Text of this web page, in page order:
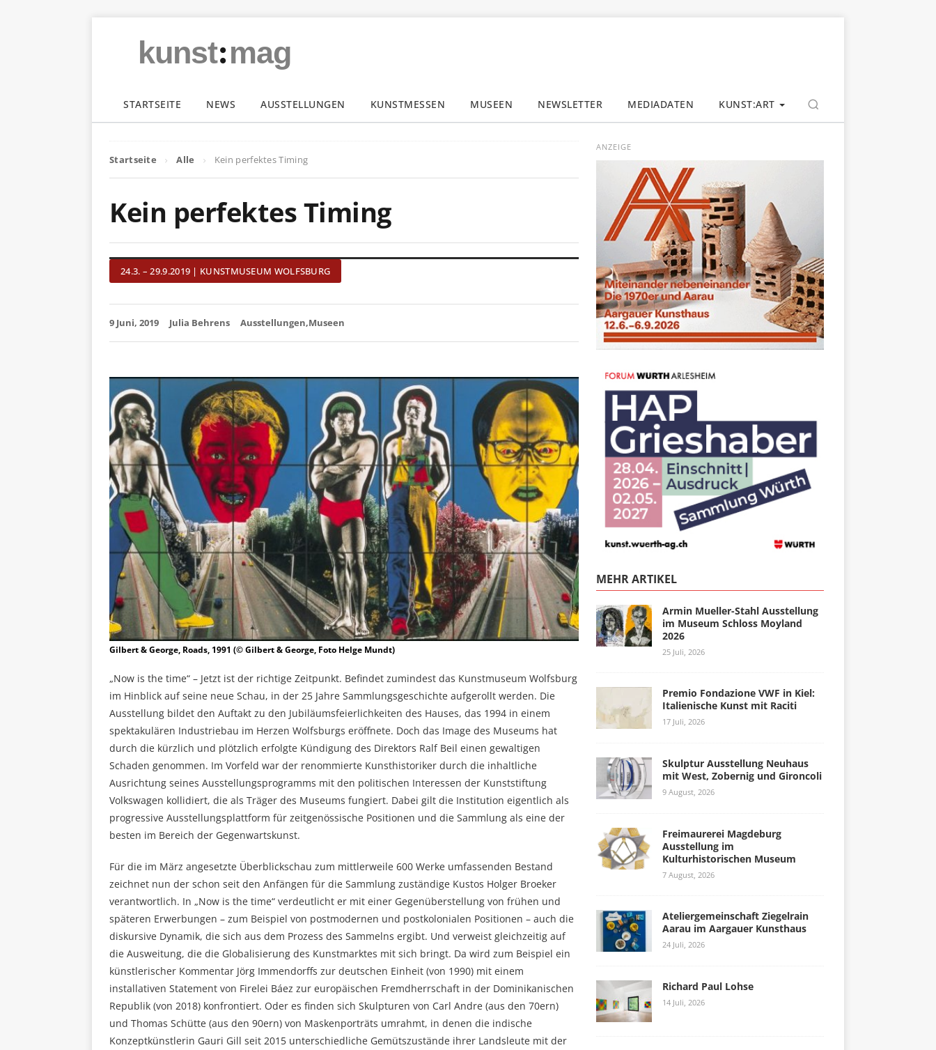
kunst:mag
STARTSEITE NEWS AUSSTELLUNGEN KUNSTMESSEN MUSEEN NEWSLETTER MEDIADATEN KUNST:ART
Startseite Alle Kein perfektes Timing
Kein perfektes Timing
24.3. – 29.9.2019 | KUNSTMUSEUM WOLFSBURG
9 Juni, 2019 Julia Behrens Ausstellungen Museen
Gilbert & George, Roads, 1991 (© Gilbert & George, Foto Helge Mundt)
„Now is the time“ – Jetzt ist der richtige Zeitpunkt. Befindet zumindest das Kunstmuseum Wolfsburg
im Hinblick auf seine neue Schau, in der 25 Jahre Sammlungsgeschichte aufgerollt werden. Die
Ausstellung bildet den Auftakt zu den Jubiläumsfeierlichkeiten des Hauses, das 1994 in einem
spektakulären Industriebau im Herzen Wolfsburgs eröffnete. Doch das Image des Museums hat
durch die kürzlich und plötzlich erfolgte Kündigung des Direktors Ralf Beil einen gewaltigen
Schaden genommen. Im Vorfeld war der renommierte Kunsthistoriker durch die inhaltliche
Ausrichtung seines Ausstellungsprogramms mit den politischen Interessen der Kunststiftung
Volkswagen kollidiert, die als Träger des Museums fungiert. Dabei gilt die Institution eigentlich als
progressive Ausstellungsplattform für zeitgenössische Positionen und die Sammlung als eine der
besten im Bereich der Gegenwartskunst.
Für die im März angesetzte Überblickschau zum mittlerweile 600 Werke umfassenden Bestand
zeichnet nun der schon seit den Anfängen für die Sammlung zuständige Kustos Holger Broeker
verantwortlich. In „Now is the time“ verdeutlicht er mit einer Gegenüberstellung von frühen und
späteren Erwerbungen – zum Beispiel von postmodernen und postkolonialen Positionen – auch die
diskursive Dynamik, die sich aus dem Prozess des Sammelns ergibt. Und verweist gleichzeitig auf
die Ausweitung, die die Globalisierung des Kunstmarktes mit sich bringt. Da wird zum Beispiel ein
künstlerischer Kommentar Jörg Immendorffs zur deutschen Einheit (von 1990) mit einem
installativen Statement von Firelei Báez zur europäischen Fremdherrschaft in der Dominikanischen
Republik (von 2018) konfrontiert. Oder es finden sich Skulpturen von Carl Andre (aus den 70ern)
und Thomas Schütte (aus den 90ern) von Maskenporträts umrahmt, in denen die indische
Konzeptkünstlerin Gauri Gill seit 2015 unterschiedliche Gemütszustände ihrer Landsleute mit der
ANZEIGE
MEHR ARTIKEL
Armin Mueller-Stahl Ausstellung
im Museum Schloss Moyland
2026
25 Juli, 2026
Premio Fondazione VWF in Kiel:
Italienische Kunst mit Raciti
17 Juli, 2026
Skulptur Ausstellung Neuhaus
mit West, Zobernig und Gironcoli
9 August, 2026
Freimaurerei Magdeburg
Ausstellung im
Kulturhistorischen Museum
7 August, 2026
Ateliergemeinschaft Ziegelrain
Aarau im Aargauer Kunsthaus
24 Juli, 2026
Richard Paul Lohse
14 Juli, 2026